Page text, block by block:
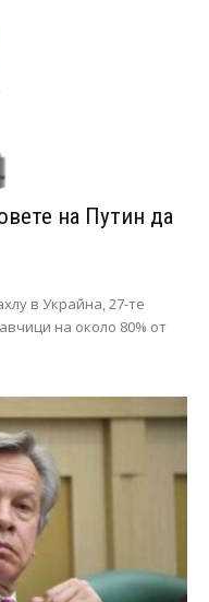
на Путин да
в Украйна, 27-те
на около 80% от